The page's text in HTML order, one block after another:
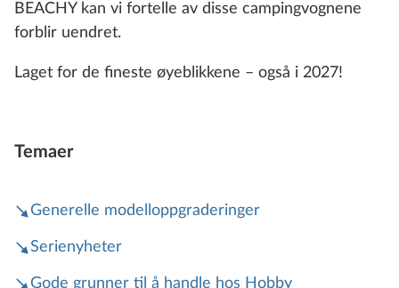
BEACHY kan vi fortelle av disse campingvognene
forblir uendret.
Laget for de fineste øyeblikkene – også i 2027!
Temaer
Generelle modelloppgraderinger
Serienyheter
Gode grunner til å handle hos Hobby